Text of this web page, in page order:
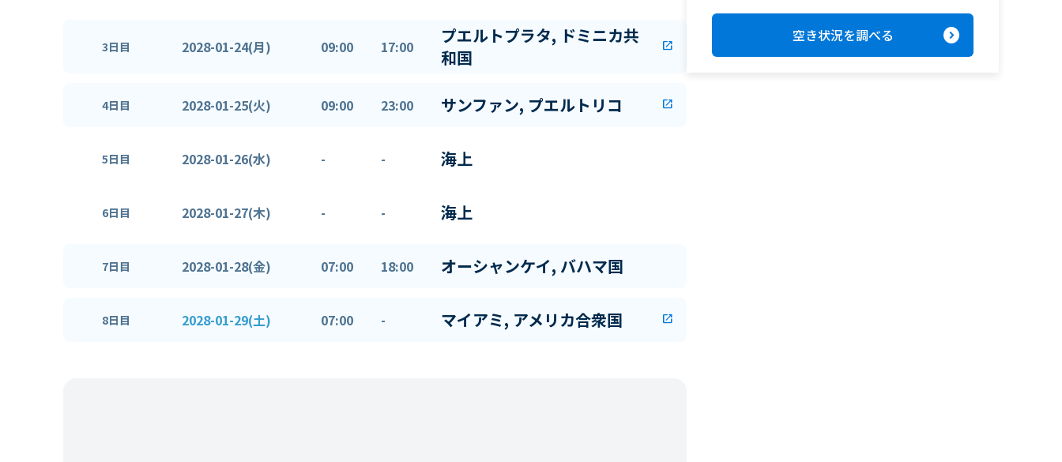
3日目 2028-01-24(月) 09:00 17:00
プエルトプラタ, ドミニカ共
和国
open_in_new
4日目 2028-01-25(火) 09:00 23:00 サンファン, プエルトリコ open_in_new
5日目 2028-01-26(水) - - 海上
6日目 2028-01-27(木) - - 海上
7日目 2028-01-28(金) 07:00 18:00 オーシャンケイ, バハマ国
8日目 2028-01-29(土) 07:00 - マイアミ, アメリカ合衆国 open_in_new
空き状況を調べる expand_circle_right